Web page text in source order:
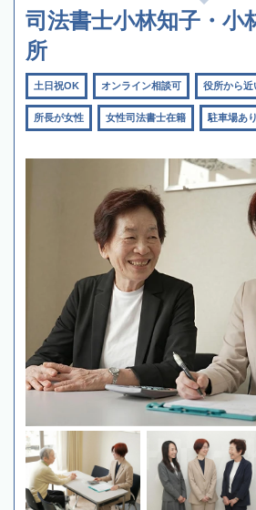
司法書士小林知子・小
所
土日祝OK オンライン相談可 役所から近
所長が女性 女性司法書士在籍 駐車場あり